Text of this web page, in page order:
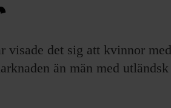
visade det sig att kvinnor
än män med